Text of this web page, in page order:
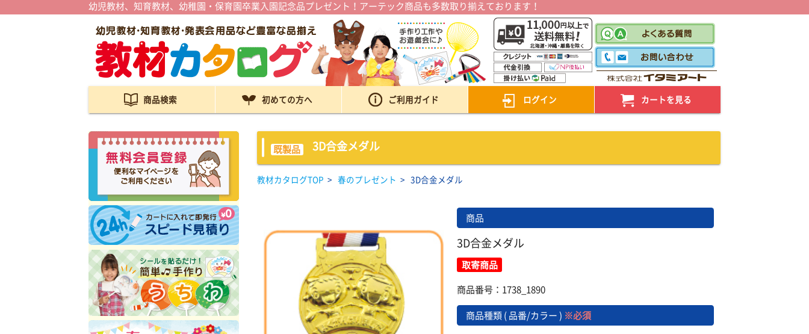
幼児教材、知育教材、幼稚園・保育園卒業入園記念品プレゼント！アーテック商品も多数取り揃えております！
商品検索 初めての方へ ご利用ガイド ログイン カートを見る
既製品 3D合金メダル
教材カタログTOP > 春のプレゼント > 3D合金メダル
商品
3D合金メダル
取寄商品
商品番号：1738_1890
商品種類 ( 品番/カラー ) ※必須